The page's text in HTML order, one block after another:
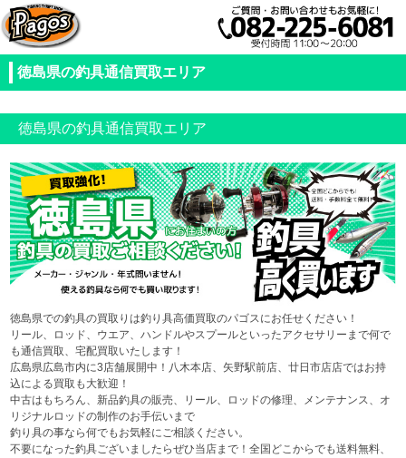
徳島県の釣具通信買取エリア
徳島県の釣具通信買取エリア
徳島県での釣具の買取りは釣り具高価買取のパゴスにお任せください！
リール、ロッド、ウエア、ハンドルやスプールといったアクセサリーまで何で
も通信買取、宅配買取いたします！
広島県広島市内に3店舗展開中！八木本店、矢野駅前店、廿日市店店ではお持
込による買取も大歓迎！
中古はもちろん、新品釣具の販売、リール、ロッドの修理、メンテナンス、オ
リジナルロッドの制作のお手伝いまで
釣り具の事なら何でもお気軽にご相談ください。
不要になった釣具ございましたらぜひ当店まで！全国どこからでも送料無料、